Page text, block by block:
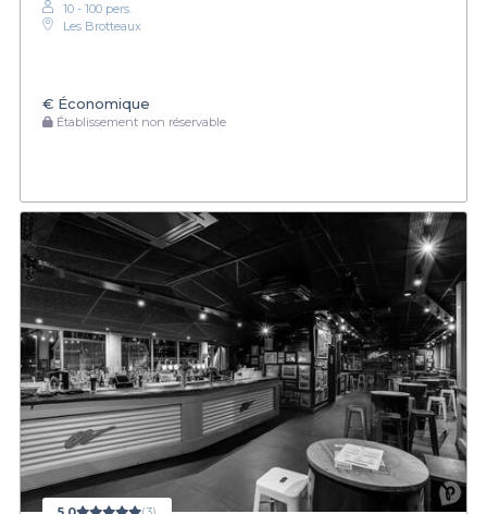
10 - 100 pers.
Les Brotteaux
€ Économique
Établissement non réservable